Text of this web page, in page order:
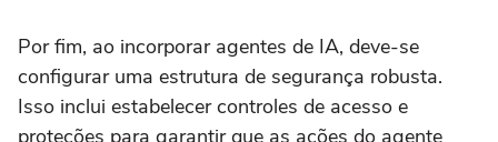
Por fim, ao incorporar agentes de IA, deve-se
configurar uma estrutura de segurança robusta.
Isso inclui estabelecer controles de acesso e
proteções para garantir que as ações do agente